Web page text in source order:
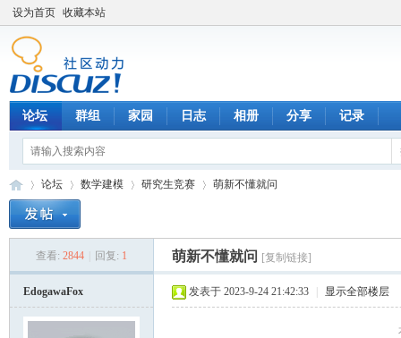
设为首页 收藏本站
论坛 群组 家园 日志 相册 分享 记录
论坛
›
数学建模
›
研究生竞赛
›
萌新不懂就问
查看: 2844 回复: 1 萌新不懂就问 [复制链接]
EdogawaFox 发表于 2023-9-24 21:42:33 显示全部楼层